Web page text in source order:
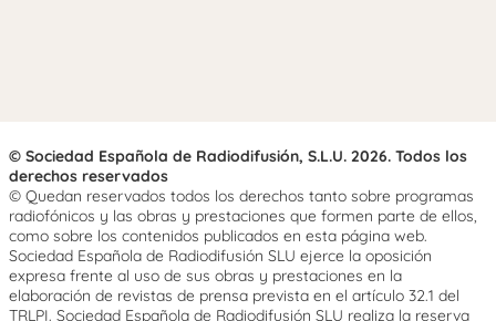
© Sociedad Española de Radiodifusión, S.L.U. 2026. Todos los
derechos reservados
© Quedan reservados todos los derechos tanto sobre programas
radiofónicos y las obras y prestaciones que formen parte de ellos,
como sobre los contenidos publicados en esta página web.
Sociedad Española de Radiodifusión SLU ejerce la oposición
expresa frente al uso de sus obras y prestaciones en la
elaboración de revistas de prensa prevista en el artículo 32.1 del
TRLPI. Sociedad Española de Radiodifusión SLU realiza la reserva